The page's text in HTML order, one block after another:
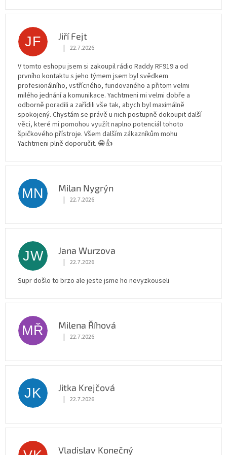
JF Jiří Fejt
Hodnocení obchodu je 5 z 5 hvězdiček.
| 22.7.2026
V tomto eshopu jsem si zakoupil rádio Raddy RF919 a od
prvního kontaktu s jeho týmem jsem byl svědkem
profesionálního, vstřícného, fundovaného a přitom velmi
milého jednání a komunikace. Yachtmeni mi velmi dobře a
odborně poradili a zařídili vše tak, abych byl maximálně
spokojený. Chystám se právě u nich postupně dokoupit další
věci, které mi pomohou využít naplno potenciál tohoto
špičkového přístroje. Všem dalším zákazníkům mohu
Yachtmeni plně doporučit. 😁👍
MN Milan Nygrýn
Hodnocení obchodu je 5 z 5 hvězdiček.
| 22.7.2026
JW Jana Wurzova
Hodnocení obchodu je 5 z 5 hvězdiček.
| 22.7.2026
Supr došlo to brzo ale jeste jsme ho nevyzkouseli
MŘ Milena Říhová
Hodnocení obchodu je 5 z 5 hvězdiček.
| 22.7.2026
JK Jitka Krejčová
Hodnocení obchodu je 5 z 5 hvězdiček.
| 22.7.2026
Vladislav Konečný